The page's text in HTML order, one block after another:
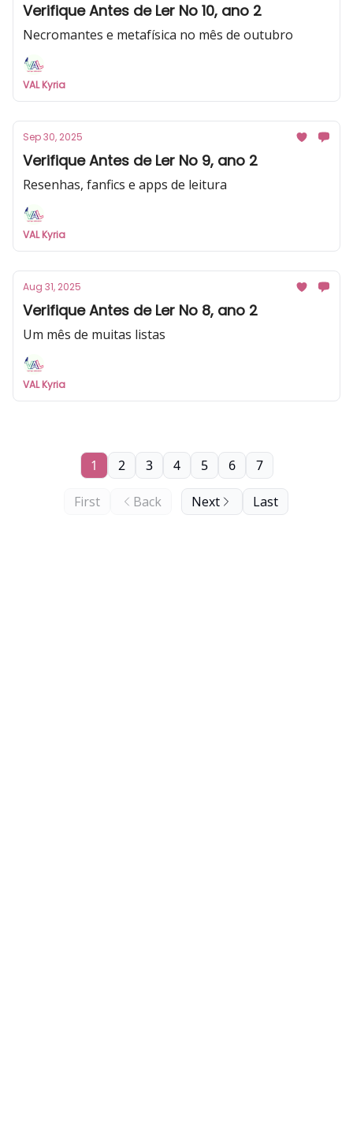
Verifique Antes de Ler No 10, ano 2
Necromantes e metafísica no mês de outubro
VAL Kyria
Sep 30, 2025
Verifique Antes de Ler No 9, ano 2
Resenhas, fanfics e apps de leitura
VAL Kyria
Aug 31, 2025
Verifique Antes de Ler No 8, ano 2
Um mês de muitas listas
VAL Kyria
First Back
1 2 3 4 5 6 7
Next Last